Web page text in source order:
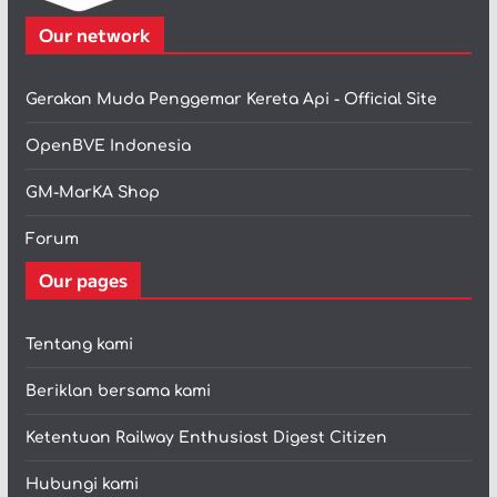
Our network
Gerakan Muda Penggemar Kereta Api - Official Site
OpenBVE Indonesia
GM-MarKA Shop
Forum
Our pages
Tentang kami
Beriklan bersama kami
Ketentuan Railway Enthusiast Digest Citizen
Hubungi kami